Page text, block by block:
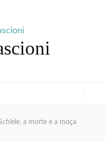
a morte e a moça